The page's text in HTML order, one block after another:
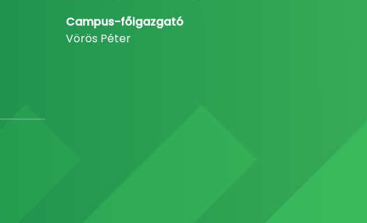
Campus-főigazgató
Vörös Péter